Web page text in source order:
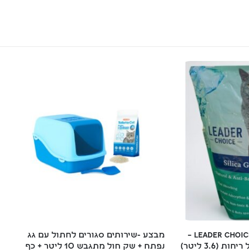
חול קריסטל לחתולים Leader Choice –
(3.6 ליטר)
מבצע -שירותים סגורים לחתול עם גג
נפתח + שק חול מתגבש 10 ליטר + כף